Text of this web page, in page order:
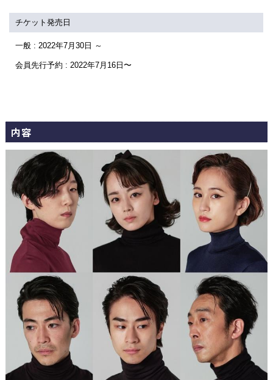
プラットニュース 出版物・映像
交通アクセス
チケット発売日
一般 : 2022年7月30日 ～
会員先行予約 : 2022年7月16日〜
内容